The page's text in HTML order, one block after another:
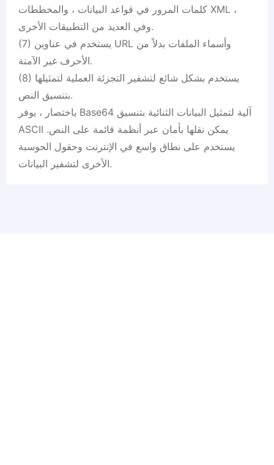
كلمات المرور في قواعد البيانات ، والمخططات XML ،
وفي العديد من التطبيقات الأخرى.
(7) يستخدم في عناوين URL وأسماء الملفات بدلاً من
الأحرف غير الآمنة.
(8) يستخدم بشكل شائع لتشفير التجزئة العملية لتمثيلها
بتنسيق النص.
باختصار ، يوفر Base64 آلية لتمثيل البيانات الثنائية بتنسيق
ASCII يمكن نقلها بأمان عبر أنظمة قائمة على النص.
يستخدم على نطاق واسع في الإنترنت وحقول الحوسبة
الأخرى لتشفير البيانات.